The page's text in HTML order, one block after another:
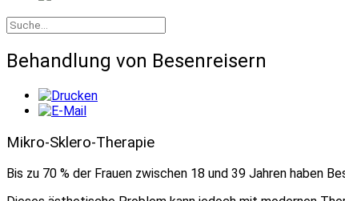
Behandlung von Besenreisern
Mikro-Sklero-Therapie
Bis zu 70 % der Frauen zwischen 18 und 39 Jahren haben